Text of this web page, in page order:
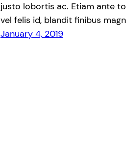
justo lobortis ac. Etiam ante
vel felis id, blandit finibus
January 4, 2019